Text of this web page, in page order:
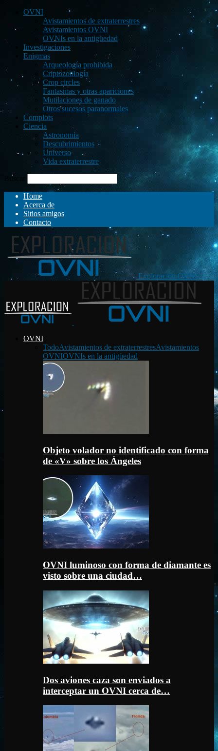
OVNI
Avistamientos de extraterrestres
Avistamientos OVNI
OVNIs en la antigüedad
Investigaciones
Enigmas
Arqueología prohibida
Criptozoología
Crop circles
Fantasmas y otras apariciones
Mutilaciones de ganado
Otros sucesos paranormales
Complots
Ciencia
Astronomía
Descubrimientos
Universo
Vida extraterrestre
Buscar
Home
Acerca de
Sitios amigos
Contacto
Exploración OVNI
OVNI
TodoAvistamientos de extraterrestresAvistamientos
OVNIOVNIs en la antigüedad
Objeto volador no identificado con forma
de «V» sobre los Ángeles
OVNI luminoso con forma de diamante es
visto sobre una ciudad…
Dos aviones caza son enviados a
interceptar un OVNI cerca de…